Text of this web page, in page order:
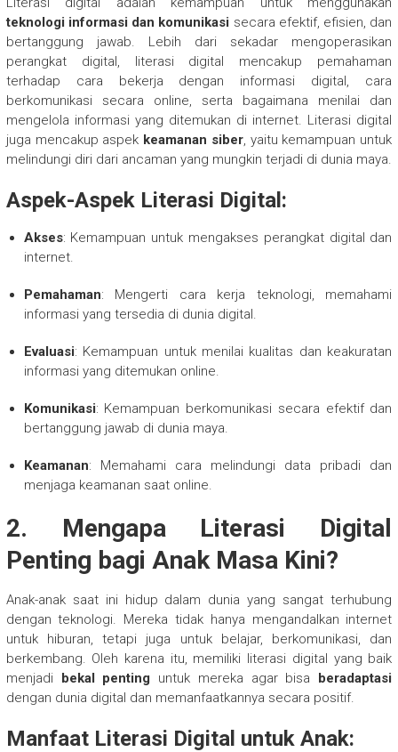
teknologi informasi dan komunikasi secara efektif, efisien, dan
bertanggung jawab. Lebih dari sekadar mengoperasikan
perangkat digital, literasi digital mencakup pemahaman
terhadap cara bekerja dengan informasi digital, cara
berkomunikasi secara online, serta bagaimana menilai dan
mengelola informasi yang ditemukan di internet. Literasi digital
juga mencakup aspek keamanan siber, yaitu kemampuan untuk
melindungi diri dari ancaman yang mungkin terjadi di dunia maya.
Aspek-Aspek Literasi Digital:
Akses: Kemampuan untuk mengakses perangkat digital dan
internet.
Pemahaman: Mengerti cara kerja teknologi, memahami
informasi yang tersedia di dunia digital.
Evaluasi: Kemampuan untuk menilai kualitas dan keakuratan
informasi yang ditemukan online.
Komunikasi: Kemampuan berkomunikasi secara efektif dan
bertanggung jawab di dunia maya.
Keamanan: Memahami cara melindungi data pribadi dan
menjaga keamanan saat online.
2. Mengapa Literasi Digital
Penting bagi Anak Masa Kini?
Anak-anak saat ini hidup dalam dunia yang sangat terhubung
dengan teknologi. Mereka tidak hanya mengandalkan internet
untuk hiburan, tetapi juga untuk belajar, berkomunikasi, dan
berkembang. Oleh karena itu, memiliki literasi digital yang baik
menjadi bekal penting untuk mereka agar bisa beradaptasi
dengan dunia digital dan memanfaatkannya secara positif.
Manfaat Literasi Digital untuk Anak: